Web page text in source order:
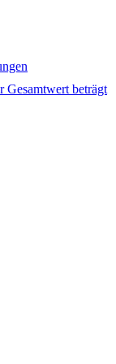
Gesamtwert beträgt